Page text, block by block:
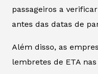
passageiros a
antes das datas de
Além disso, as
lembretes de ETA